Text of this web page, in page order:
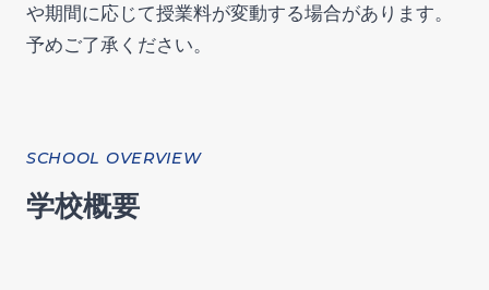
や期間に応じて授業料が変動する場合があります。
予めご了承ください。
SCHOOL OVERVIEW
学校概要